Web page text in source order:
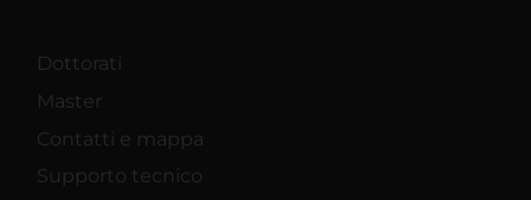
Dottorati
Master
Contatti e mappa
Supporto tecnico